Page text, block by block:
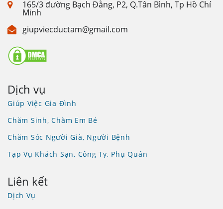
165/3 đường Bạch Đằng, P2, Q.Tân Bình, Tp Hồ Chí
Minh
giupviecductam@gmail.com
Dịch vụ
Giúp Việc Gia Đình
Chăm Sinh, Chăm Em Bé
Chăm Sóc Người Già, Người Bệnh
Tạp Vụ Khách Sạn, Công Ty, Phụ Quán
Liên kết
Dịch Vụ